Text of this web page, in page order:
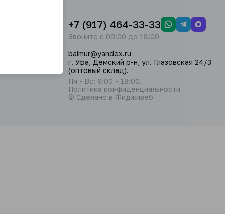
+7 (917) 464-33-33
Звоните с 09:00 до 18:00
baimur@yandex.ru
г. Уфа, Дёмский р-н, ул. Глазовская 24/3
(оптовый склад).
Пн - Вс: 9:00 - 18:00.
Политика конфиденциальности
© Сделано в Фидживеб